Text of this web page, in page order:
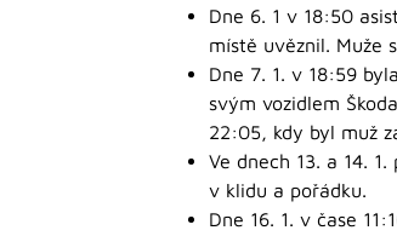
Dne 6. 1 v 18:50
místě uvěznil. Muže
Dne 7. 1. v 18:59
svým vozidlem
22:05, kdy byl muž
Ve dnech 13. a 14.
v klidu a pořádku.
Dne 16. 1. v čase